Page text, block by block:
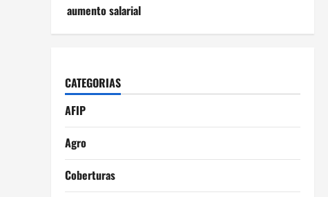
aumento salarial
CATEGORIAS
AFIP
Agro
Coberturas